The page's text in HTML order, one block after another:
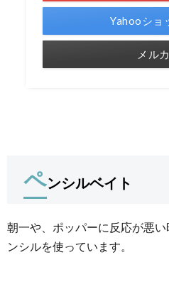
Yahooショ
メル
ペンシルベイト
朝一や、ポッパーに反応が悪
ンシルを使っています。